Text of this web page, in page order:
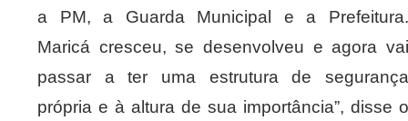
a PM, a Guarda Municipal e a Prefeitura.
Maricá cresceu, se desenvolveu e agora vai
passar a ter uma estrutura de segurança
própria e à altura de sua importância”, disse o